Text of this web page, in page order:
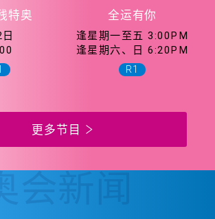
特奥 全运有你
逢星期一至五 3:00PM
逢星期六、日 6:20PM
R1
更多节目